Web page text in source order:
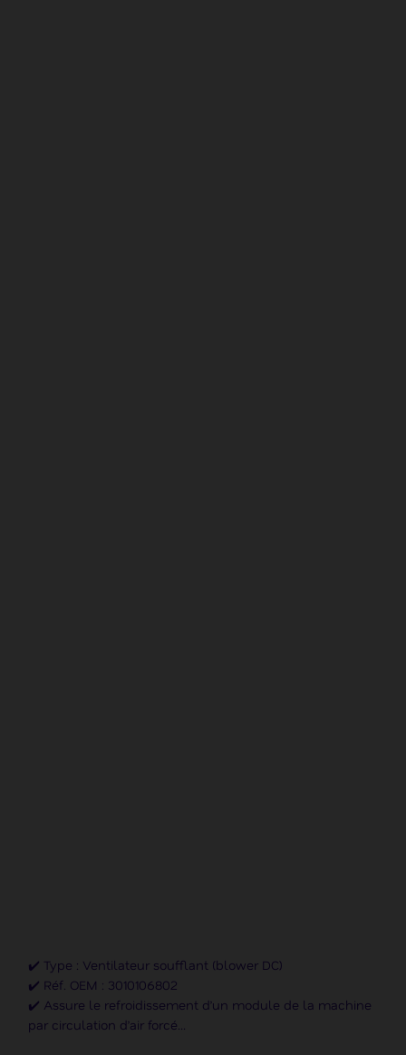
✔️ Type : Ventilateur soufflant (blower DC)
✔️ Réf. OEM : 3010106802
✔️ Assure le refroidissement d’un module de la machine
par circulation d’air forcé